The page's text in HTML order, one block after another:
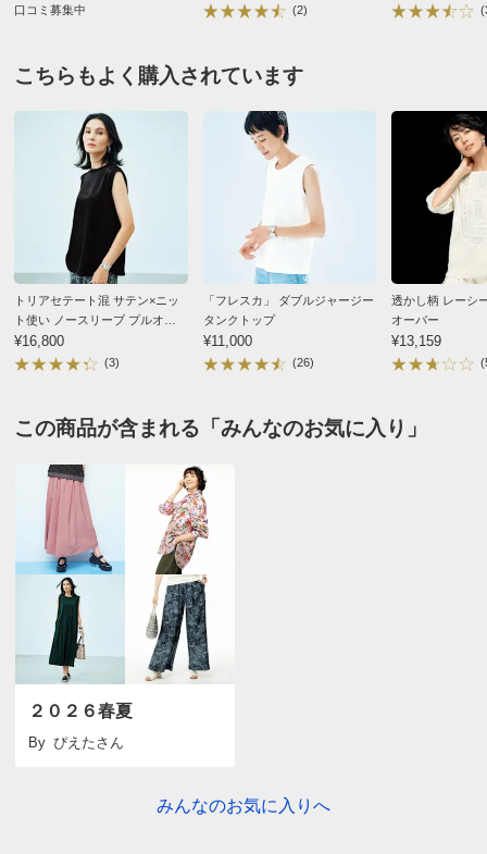
バスト（適応） 100～108
肩幅 41
ウエスト(適応) 85～93
ヒップ(適応) 102～110
重量（約ｇ）
※重量はあくまでも目安となります。商品によっては中心
サイズを参考に掲載しています。
サイズ表記について（ファッション） 商品の測定について
商品の特徴
弱い手洗い出来ます。（洗濯機は使用できません）
購入したサイズで「大きめだった」
てＬサイズにしたところ、かなり大きかったです。
真夏しか着れなさそうです。
2026/04/13
すべての口コミを見る
口コミ募集中 (2)
こちらもよく購入されています
トリアセテート混 サテン×ニッ
ト使い ノースリーブ プルオー
バー
¥16,800
(3)
「フレスカ」 ダブルジャージー
タンクトップ
¥11,000
(26)
透かし柄 レーシ
オーバー
¥13,159
この商品が含まれる「みんなのお気に入り」
２０２６春夏
By ぴえたさん
みんなのお気に入りへ